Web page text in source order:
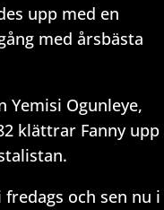
upp med en
med årsbästa
Yemisi Ogunleye,
klättrar Fanny upp
och sen nu i